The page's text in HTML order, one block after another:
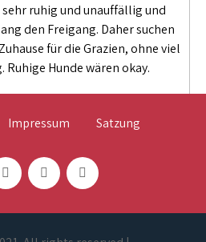
ruhig und unauffällig und
den Freigang. Daher suchen
für die Grazien, ohne viel
Hunde wären okay.
Impressum Satzung